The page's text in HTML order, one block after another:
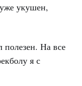
укушен,
На все
я с